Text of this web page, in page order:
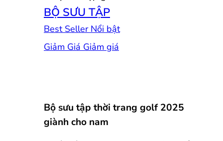
BỘ SƯU TẬP
Best Seller
Giảm Giá
Bộ sưu tập thời trang golf 2025
giành cho nam